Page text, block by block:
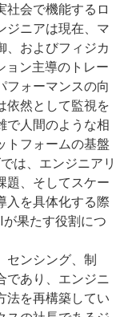
社会で機能するロ
ジニアは現在、マ
、およびフィジカ
ョン主導のトレー
フォーマンスの向
依然として監視を
で人間のような相
トフォームの基盤
は、エンジニアリ
題、そしてスケー
入を具体化する際
果たす役割につ
センシング、制
であり、エンジニ
法を再構築してい